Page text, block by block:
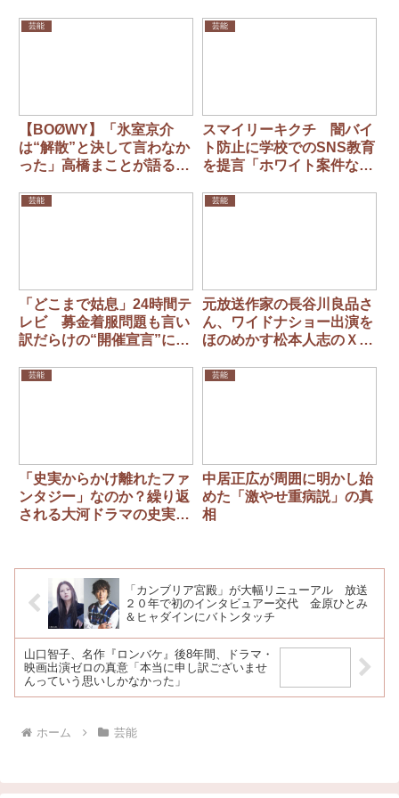
芸能
【BOØWY】「氷室京介
は“解散”と決して言わなか
った」高橋まことが語る
ブ」
芸能
スマイリーキクチ 闇バイ
ト防止に学校でのSNS教育
を提言「ホワイト案件なん
芸能
「どこまで姑息」24時間テ
レビ 募金着服問題も言い
訳だらけの“開催宣言”に視
で話を進めていたとしか」
芸能
元放送作家の長谷川良品さ
ん、ワイドナショー出演を
ほのめかす松本人志のＸ投
芸能
「史実からかけ離れたファ
ンタジー」なのか？繰り返
される大河ドラマの史実問
芸能
中居正広が周囲に明かし始
めた「激やせ重病説」の真
相
「カンブリア宮殿」が大幅リニューアル 放送
２０年で初のインタビュアー交代 金原ひとみ
＆ヒャダインにバトンタッチ
山口智子、名作『ロンバケ』後8年間、ドラマ・
映画出演ゼロの真意「本当に申し訳ございませ
んっていう思いしかなかった」
ホーム 芸能